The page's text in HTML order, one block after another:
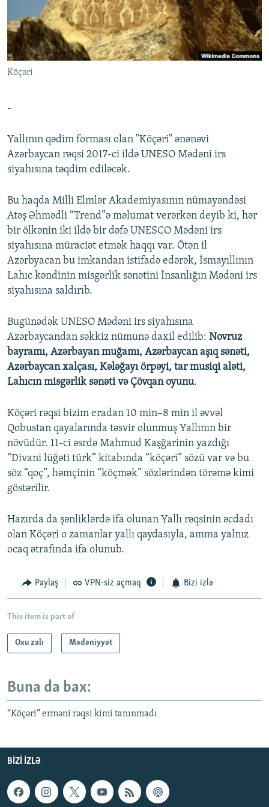
İNFOQRAFIKA
KARIKATURA
AZƏRBAYCAN ƏDƏBIYYATI KITABXANASI
İSLAM VƏ DEMOKRATIYA
İZ - MƏDƏNIYYƏT PROQRAMI
MISSIYAMIZ
PEŞƏ ETIKASI VƏ JURNALISTIKA STANDARTLARIMIZ
MATERIALLARIMIZDAN ISTIFADƏ
AZADLIQRADIOSU MOBIL TELEFONUNUZDA
BIZI IZLƏ
RFE/RL-in bütün saytları
Köçəri
-
Yallının qədim forması olan "Köçəri" ənənəvi
Azərbaycan rəqsi 2017-ci ildə UNESO Mədəni irs
siyahısına təqdim ediləcək.
Bu haqda Milli Elmlər Akademiyasının nümayəndəsi
Atəş Əhmədli “Trend”ə məlumat verərkən deyib ki, hər
bir ölkənin iki ildə bir dəfə UNESCO Mədəni irs
siyahısına müraciət etmək haqqı var. Ötən il
Azərbyacan bu imkandan istifadə edərək, İsmayıllının
Lahıc kəndinin misgərlik sənətini İnsanlığın Mədəni irs
siyahısına saldırıb.
Bugünədək UNESO Mədəni irs siyahısına
Azərbaycandan səkkiz nümunə daxil edilib: Novruz
bayramı, Azərbayan muğamı, Azərbaycan aşıq sənəti,
Azərbaycan xalçası, Kələğayı örpəyi, tar musiqi aləti,
Lahıcın misgərlik sənəti və Çövqan oyunu.
Köçəri rəqsi bizim eradan 10 min–8 min il əvvəl
Qobustan qayalarında təsvir olunmuş Yallının bir
növüdür. 11-ci əsrdə Mahmud Kaşğarinin yazdığı
“Divani lüğəti türk” kitabında “köçəri” sözü var və bu
söz “qoç”, həmçinin “köçmək” sözlərindən törəmə kimi
göstərilir.
Hazırda da şənliklərdə ifa olunan Yallı rəqsinin əcdadı
olan Köçəri o zamanlar yallı qaydasıyla, amma yalnız
ocaq ətrafında ifa olunub.
Paylaş VPN-siz açmaq Bizi izlə
This item is part of
Oxu zalı Mədəniyyət
Buna da bax:
“Köçəri” erməni rəqsi kimi tanınmadı
BIZI IZLƏ